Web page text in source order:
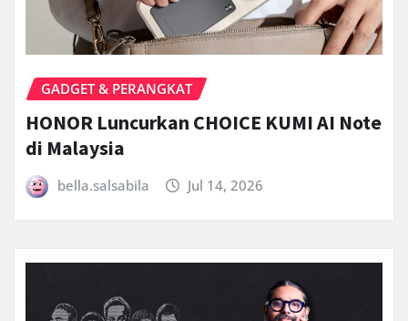
GADGET & PERANGKAT
HONOR Luncurkan CHOICE KUMI AI Note
di Malaysia
bella.salsabila Jul 14, 2026